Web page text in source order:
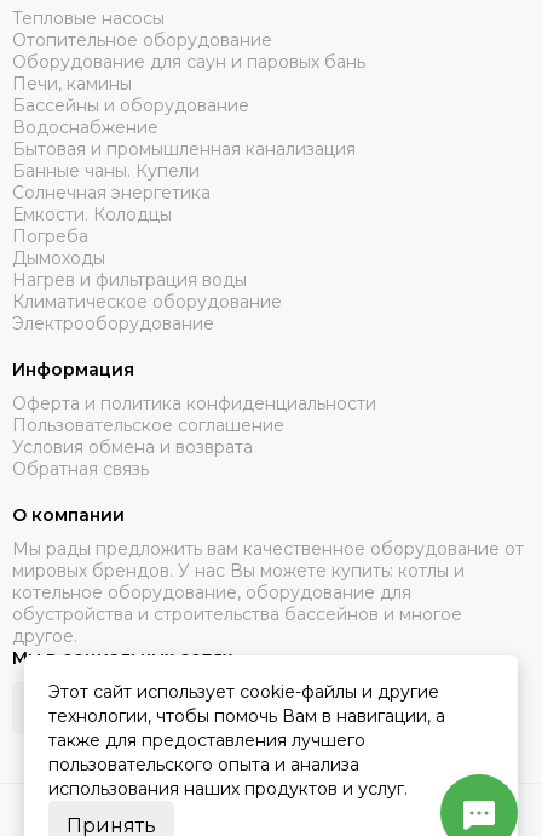
Тепловые насосы
Отопительное оборудование
Оборудование для саун и паровых бань
Печи, камины
Бассейны и оборудование
Водоснабжение
Бытовая и промышленная канализация
Банные чаны. Купели
Солнечная энергетика
Емкости. Колодцы
Погреба
Дымоходы
Нагрев и фильтрация воды
Климатическое оборудование
Электрооборудование
Информация
Оферта и политика конфиденциальности
Пользовательское соглашение
Условия обмена и возврата
Обратная связь
О компании
Мы рады предложить вам качественное оборудование от
мировых брендов. У нас Вы можете купить: котлы и
котельное оборудование, оборудование для
обустройства и строительства бассейнов и многое
другое.
Мы в социальных сетях
Этот сайт использует cookie-файлы и другие
технологии, чтобы помочь Вам в навигации, а
также для предоставления лучшего
пользовательского опыта и анализа
использования наших продуктов и услуг.
Принять